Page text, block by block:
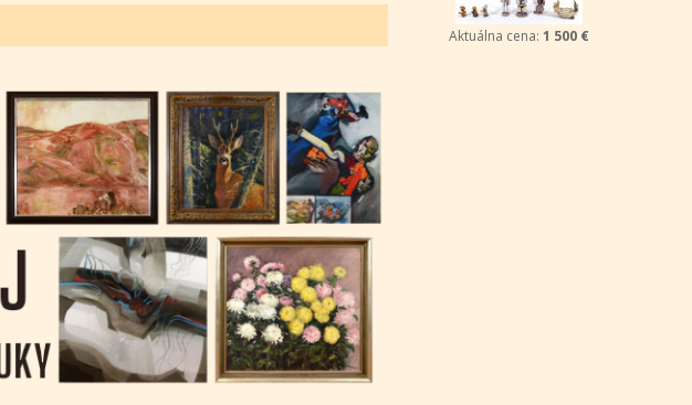
Aktuálna cena: 1 500 €